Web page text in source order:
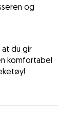
og
at du gir
komfortabel